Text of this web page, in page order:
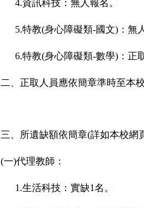
4.資訊科技：無人報名。
5.特教(身心障礙類-國文) ：無
6.特教(身心障礙類-數學) ：正
二、正取人員應依簡章準時至本
三、所遺缺額依簡章(詳如本校網
(一)代理教師：
1.生活科技：實缺1名。